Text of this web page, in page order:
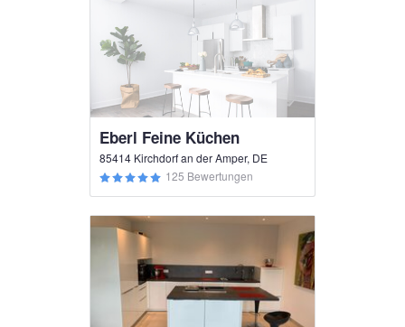
Eberl Feine Küchen
85414 Kirchdorf an der Amper, DE
125 Bewertungen